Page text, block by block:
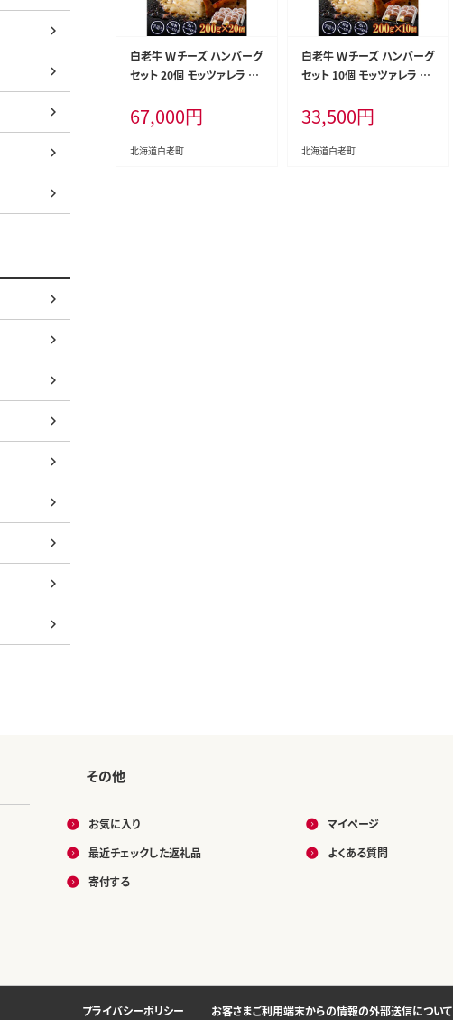
白老牛 Ｗチーズ ハンバーグ
セット 20個 モッツァレラ 特
67,000円
北海道白老町
白老牛 Ｗチーズ ハンバーグ
セット 10個 モッツァレラ 特
33,500円
北海道白老町
その他
お気に入り
最近チェックした返礼品
寄付する
マイページ
よくある質問
プライバシーポリシー お客さまご利用端末からの情報の外部送信について